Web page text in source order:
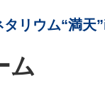
タリウム“満
ム